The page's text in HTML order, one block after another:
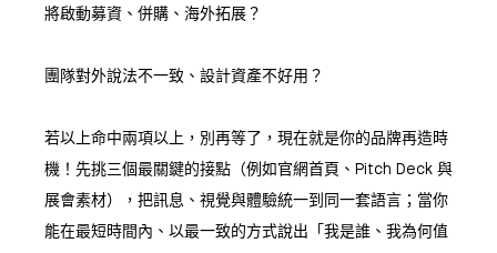
將啟動募資、併購、海外拓展？
團隊對外說法不一致、設計資產不好用？
若以上命中兩項以上，別再等了，現在就是你的品牌再造時
機！先挑三個最關鍵的接點（例如官網首頁、Pitch Deck 與
展會素材），把訊息、視覺與體驗統一到同一套語言；當你
能在最短時間內、以最一致的方式說出「我是誰、我為何值